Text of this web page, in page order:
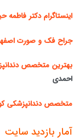
اینستاگرام دکتر فاطمه
جراح فک و صورت
بهترین متخصص
احمدی
متخصص دندانپزشکی
آمار بازدید سایت